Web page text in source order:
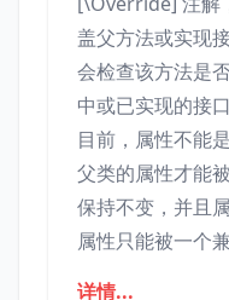
盖父方法或实现
会检查该方法是
中或已实现的接
目前，属性不能
父类的属性才能
保持不变，并且
属性只能被一个
详情...